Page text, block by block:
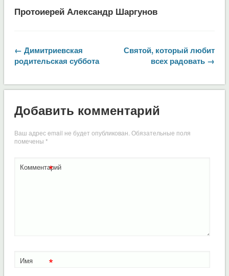
Протоиерей Александр Шаргунов
← Димитриевская
родительская суббота
Святой, который любит
всех радовать →
Добавить комментарий
Ваш адрес email не будет опубликован.Обязательные поля
помечены *
Комментарий
*
Имя *